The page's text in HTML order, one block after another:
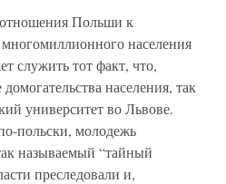
Польши к
многомиллионного населения
служить тот факт, что,
населения, так
университет во Львове.
польски, молодежь
называемый “тайный
преследовали и,